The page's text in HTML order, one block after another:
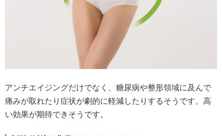
アンチエイジングだけでなく、糖尿病や整形領域に及んで
痛みが取れたり症状が劇的に軽減したりするそうです。高
い効果が期待できそうです。